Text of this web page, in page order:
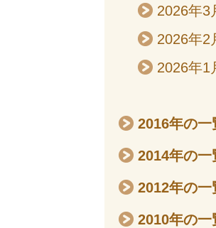
2026年3
2026年2
2026年1
2016年の一
2014年の一
2012年の一
2010年の一